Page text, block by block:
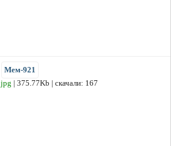
Мем-921
jpg | 375.77Kb | скачали: 167